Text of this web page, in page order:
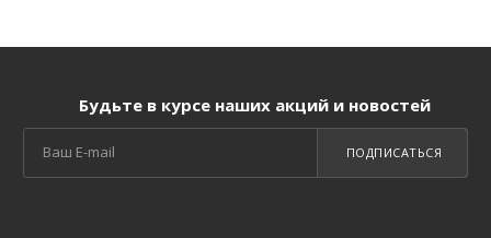
Будьте в курсе наших акций и новостей
ПОДПИСАТЬСЯ